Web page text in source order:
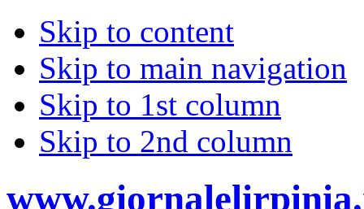
Skip to content
Skip to main navigation
Skip to 1st column
Skip to 2nd column